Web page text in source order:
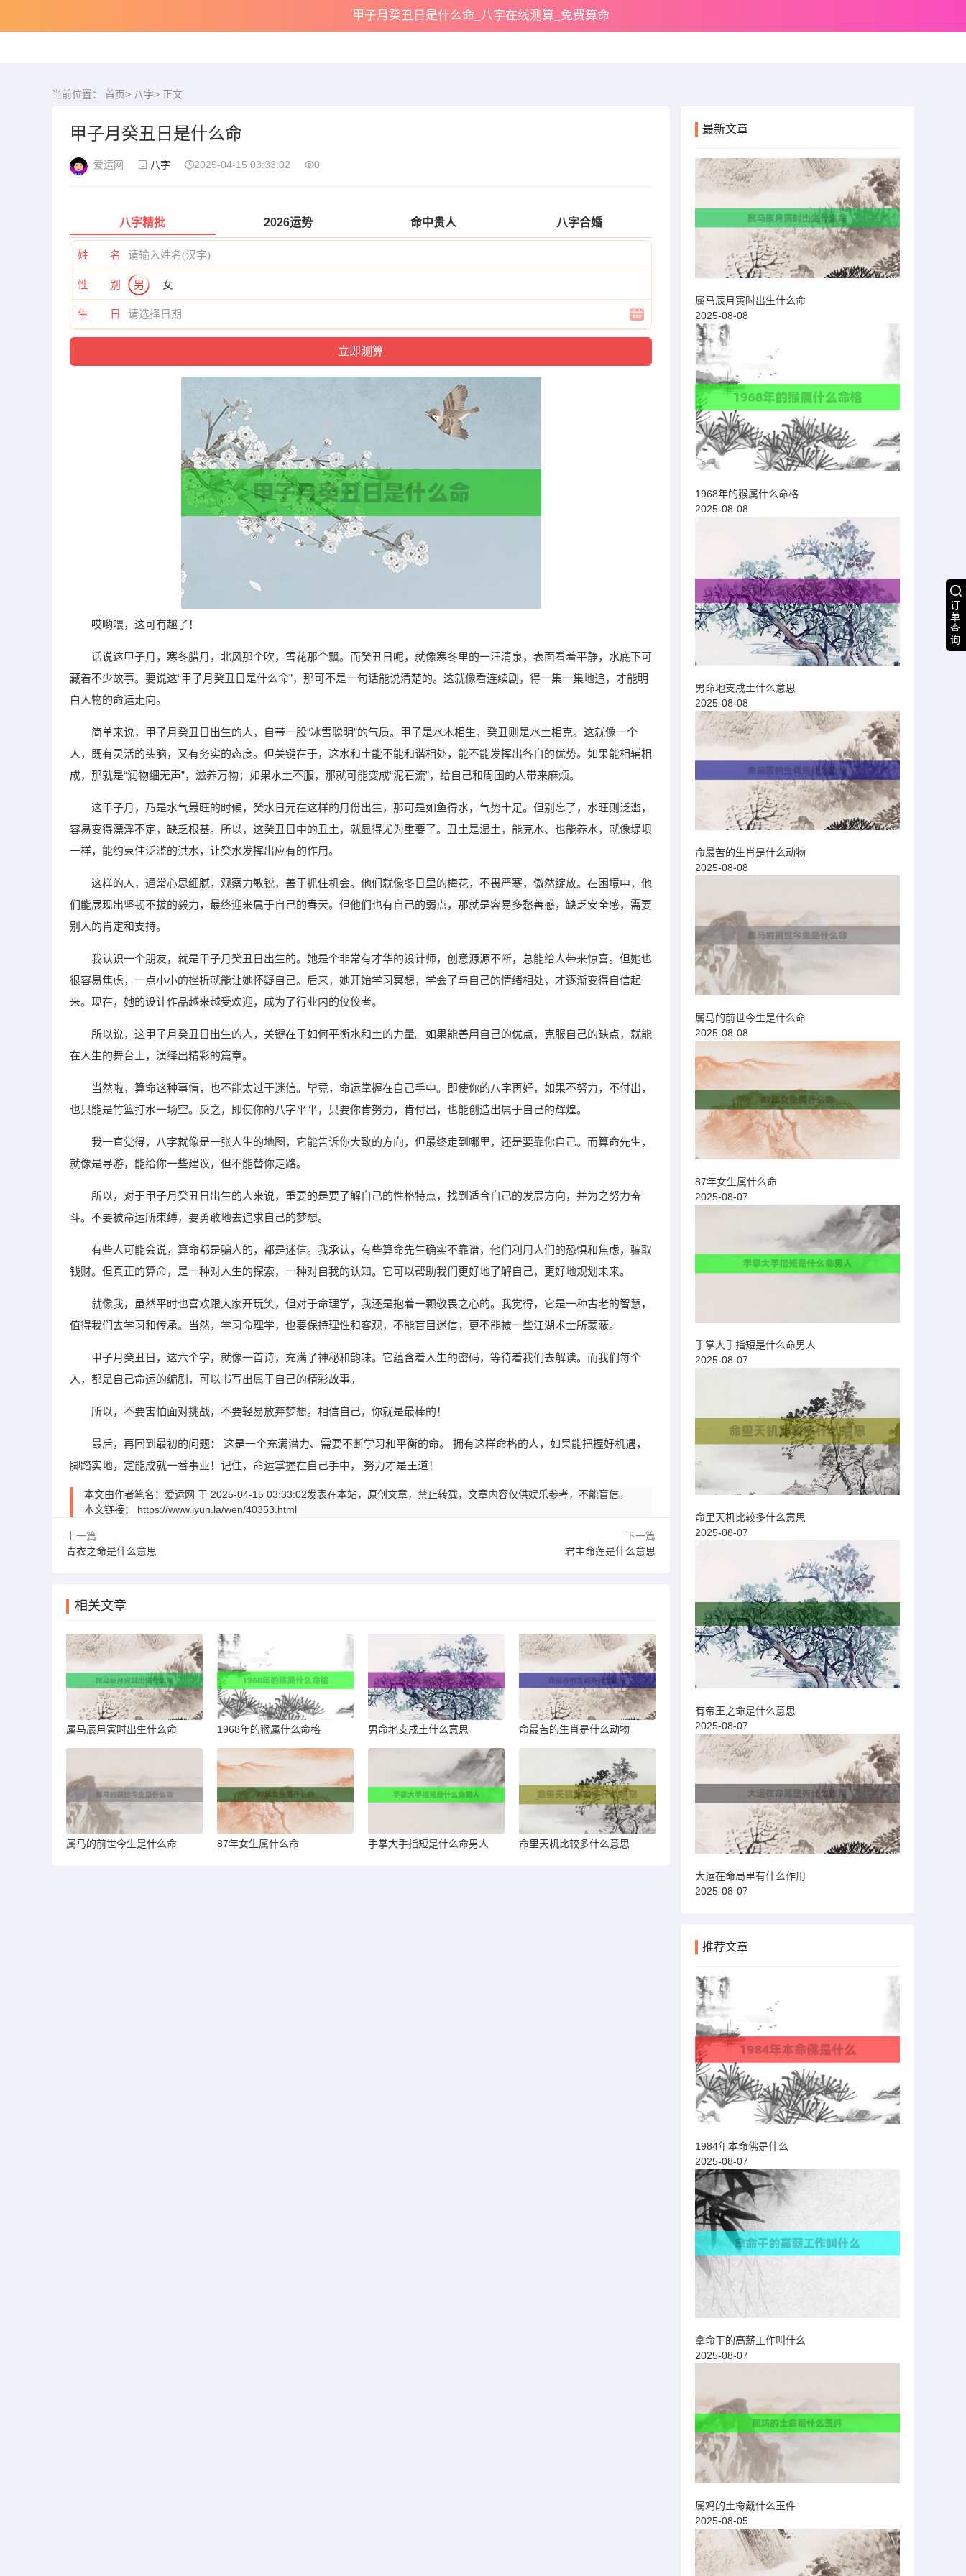
甲子月癸丑日是什么命_八字在线测算_免费算命
订
单
查
询
当前位置： 首页> 八字> 正文
甲子月癸丑日是什么命
爱运网 八字 2025-04-15 03:33:02 0
八字精批 2026运势 命中贵人 八字合婚
姓 名
性 别 男 女
生 日
哎哟喂，这可有趣了！
话说这甲子月，寒冬腊月，北风那个吹，雪花那个飘。而癸丑日呢，就像寒冬里的一汪清泉，表面看着平静，水底下可
藏着不少故事。要说这“甲子月癸丑日是什么命”，那可不是一句话能说清楚的。这就像看连续剧，得一集一集地追，才能明
白人物的命运走向。
简单来说，甲子月癸丑日出生的人，自带一股“冰雪聪明”的气质。甲子是水木相生，癸丑则是水土相克。这就像一个
人，既有灵活的头脑，又有务实的态度。但关键在于，这水和土能不能和谐相处，能不能发挥出各自的优势。如果能相辅相
成，那就是“润物细无声”，滋养万物；如果水土不服，那就可能变成“泥石流”，给自己和周围的人带来麻烦。
这甲子月，乃是水气最旺的时候，癸水日元在这样的月份出生，那可是如鱼得水，气势十足。但别忘了，水旺则泛滥，
容易变得漂浮不定，缺乏根基。所以，这癸丑日中的丑土，就显得尤为重要了。丑土是湿土，能克水、也能养水，就像堤坝
一样，能约束住泛滥的洪水，让癸水发挥出应有的作用。
这样的人，通常心思细腻，观察力敏锐，善于抓住机会。他们就像冬日里的梅花，不畏严寒，傲然绽放。在困境中，他
们能展现出坚韧不拔的毅力，最终迎来属于自己的春天。但他们也有自己的弱点，那就是容易多愁善感，缺乏安全感，需要
别人的肯定和支持。
我认识一个朋友，就是甲子月癸丑日出生的。她是个非常有才华的设计师，创意源源不断，总能给人带来惊喜。但她也
很容易焦虑，一点小小的挫折就能让她怀疑自己。后来，她开始学习冥想，学会了与自己的情绪相处，才逐渐变得自信起
来。现在，她的设计作品越来越受欢迎，成为了行业内的佼佼者。
所以说，这甲子月癸丑日出生的人，关键在于如何平衡水和土的力量。如果能善用自己的优点，克服自己的缺点，就能
在人生的舞台上，演绎出精彩的篇章。
当然啦，算命这种事情，也不能太过于迷信。毕竟，命运掌握在自己手中。即使你的八字再好，如果不努力，不付出，
也只能是竹篮打水一场空。反之，即使你的八字平平，只要你肯努力，肯付出，也能创造出属于自己的辉煌。
我一直觉得，八字就像是一张人生的地图，它能告诉你大致的方向，但最终走到哪里，还是要靠你自己。而算命先生，
就像是导游，能给你一些建议，但不能替你走路。
所以，对于甲子月癸丑日出生的人来说，重要的是要了解自己的性格特点，找到适合自己的发展方向，并为之努力奋
斗。不要被命运所束缚，要勇敢地去追求自己的梦想。
有些人可能会说，算命都是骗人的，都是迷信。我承认，有些算命先生确实不靠谱，他们利用人们的恐惧和焦虑，骗取
钱财。但真正的算命，是一种对人生的探索，一种对自我的认知。它可以帮助我们更好地了解自己，更好地规划未来。
就像我，虽然平时也喜欢跟大家开玩笑，但对于命理学，我还是抱着一颗敬畏之心的。我觉得，它是一种古老的智慧，
值得我们去学习和传承。当然，学习命理学，也要保持理性和客观，不能盲目迷信，更不能被一些江湖术士所蒙蔽。
甲子月癸丑日，这六个字，就像一首诗，充满了神秘和韵味。它蕴含着人生的密码，等待着我们去解读。而我们每个
人，都是自己命运的编剧，可以书写出属于自己的精彩故事。
所以，不要害怕面对挑战，不要轻易放弃梦想。相信自己，你就是最棒的！
最后，再回到最初的问题： 这是一个充满潜力、需要不断学习和平衡的命。 拥有这样命格的人，如果能把握好机遇，
脚踏实地，定能成就一番事业！记住，命运掌握在自己手中， 努力才是王道！
本文由作者笔名：爱运网 于 2025-04-15 03:33:02发表在本站，原创文章，禁止转载，文章内容仅供娱乐参考，不能盲信。
本文链接： https://www.iyun.la/wen/40353.html
上一篇
青衣之命是什么意思
下一篇
君主命莲是什么意思
相关文章
属马辰月寅时出生什么命 1968年的猴属什么命格 男命地支戌土什么意思 命最苦的生肖是什么动物
属马的前世今生是什么命 87年女生属什么命 手掌大手指短是什么命男人 命里天机比较多什么意思
最新文章
属马辰月寅时出生什么命
2025-08-08
1968年的猴属什么命格
2025-08-08
男命地支戌土什么意思
2025-08-08
命最苦的生肖是什么动物
2025-08-08
属马的前世今生是什么命
2025-08-08
87年女生属什么命
2025-08-07
手掌大手指短是什么命男人
2025-08-07
命里天机比较多什么意思
2025-08-07
有帝王之命是什么意思
2025-08-07
大运在命局里有什么作用
2025-08-07
推荐文章
1984年本命佛是什么
2025-08-07
拿命干的高薪工作叫什么
2025-08-07
属鸡的土命戴什么玉件
2025-08-05